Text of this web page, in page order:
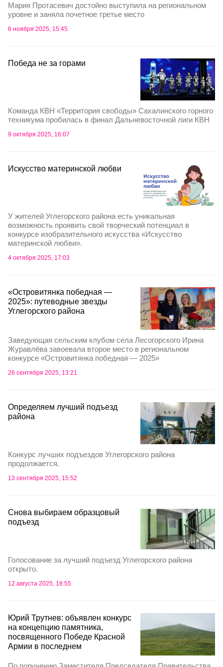
Мария Протасевич достойно выступила на региональном
уровне и заняла почетное третье место
6 ноября 2025, 15:45
Победа не за горами
Команда КВН «Территория свободы» Сахалинского горного
техникума пробилась в финал Дальневосточной лиги КВН
9 октября 2025, 16:07
Искусство материнской любви
У жителей Углегорского района есть уникальная
возможность проявить свой творческий потенциал в
конкурсе изобразительного искусства «Искусство
материнской любви».
4 октября 2025, 17:03
«Островитянка победная —
2025»: путеводные звезды
Углегорского района
Заведующая сельским клубом села Лесогорского Ирина
Журавлёва завоевала второе место в региональном
конкурсе «Островитянка победная — 2025»
26 сентября 2025, 13:21
Определяем лучший подъезд
района
Конкурс лучших подъездов Углегорского района
продолжается.
13 сентября 2025, 15:52
Снова выбираем образцовый
подъезд
Голосование за лучший подъезд Углегорского района
открыто.
12 августа 2025, 18:55
Юрий Трутнев: объявлен конкурс
на концепцию памятника,
посвященного Победе Красной
Армии в последнем